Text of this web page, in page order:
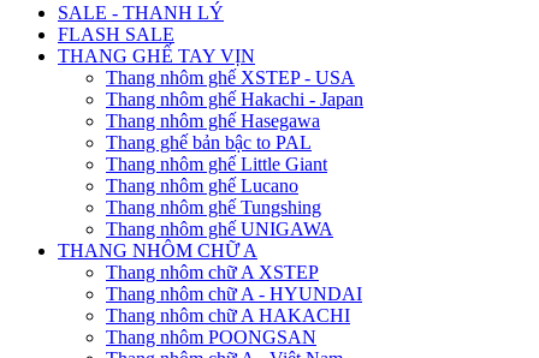
SALE - THANH LÝ
FLASH SALE
THANG GHẾ TAY VỊN
Thang nhôm ghế XSTEP - USA
Thang nhôm ghế Hakachi - Japan
Thang nhôm ghế Hasegawa
Thang ghế bản bậc to PAL
Thang nhôm ghế Little Giant
Thang nhôm ghế Lucano
Thang nhôm ghế Tungshing
Thang nhôm ghế UNIGAWA
THANG NHÔM CHỮ A
Thang nhôm chữ A XSTEP
Thang nhôm chữ A - HYUNDAI
Thang nhôm chữ A HAKACHI
Thang nhôm POONGSAN